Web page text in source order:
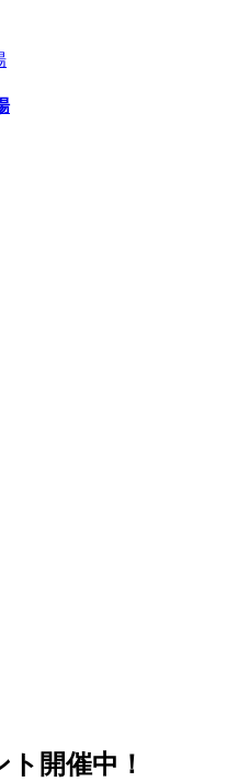
開催中！